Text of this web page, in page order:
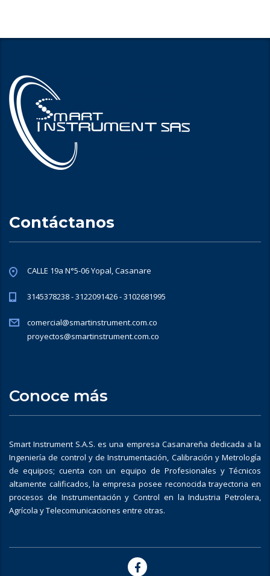
Contáctanos
CALLE 19a N°5-06 Yopal, Casanare
3145378238 - 3122091426 - 3102681995
comercial@smartinstrument.com.co
proyectos@smartinstrument.com.co
Conoce más
Smart Instrument S.A.S. es una empresa Casanareña dedicada a la
Ingeniería de control y de Instrumentación, Calibración y Metrología
de equipos; cuenta con un equipo de Profesionales y Técnicos
altamente calificados, la empresa posee reconocida trayectoria en
procesos de Instrumentación y Control en la Industria Petrolera,
Agrícola y Telecomunicaciones entre otras.